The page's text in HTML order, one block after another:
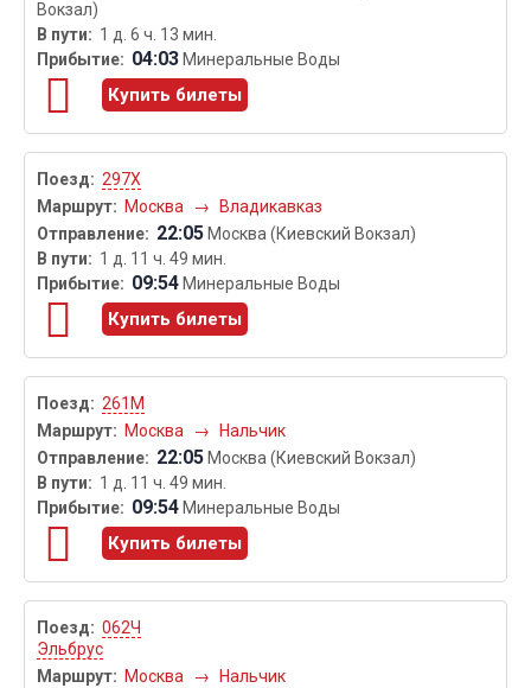
Вокзал)
1 д. 6 ч. 13 мин.
04:03 Минеральные Воды
Купить билеты
297Х
Москва
→ Владикавказ
22:05 Москва (Киевский Вокзал)
1 д. 11 ч. 49 мин.
09:54 Минеральные Воды
Купить билеты
261М
Москва
→ Нальчик
22:05 Москва (Киевский Вокзал)
1 д. 11 ч. 49 мин.
09:54 Минеральные Воды
Купить билеты
062Ч
Эльбрус
Москва
→ Нальчик